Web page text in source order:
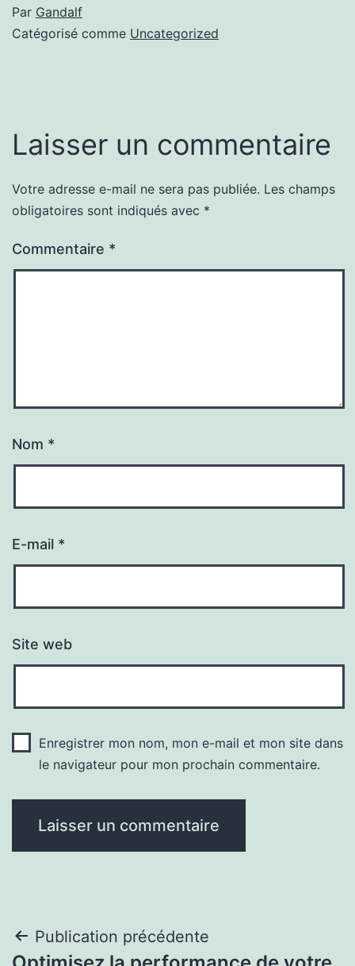
Par Gandalf
Catégorisé comme Uncategorized
Laisser un commentaire
Votre adresse e-mail ne sera pas publiée. Les champs
obligatoires sont indiqués avec *
Commentaire *
Nom *
E-mail *
Site web
Enregistrer mon nom, mon e-mail et mon site dans
le navigateur pour mon prochain commentaire.
Navigation
Publication précédente